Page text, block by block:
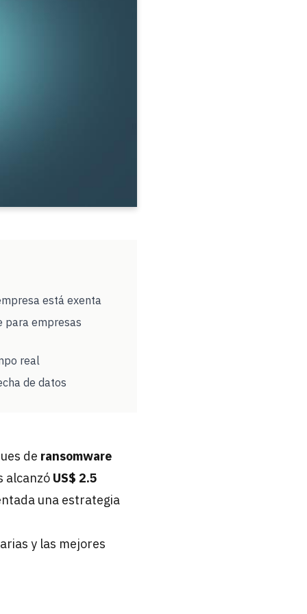
está exenta
para empresas
real
de datos
de ransomware
alcanzó US$ 2.5
una estrategia
y las mejores